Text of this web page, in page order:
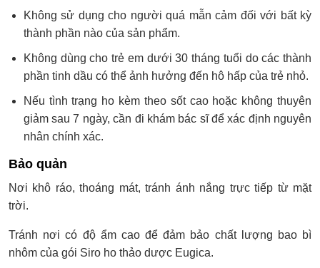
Không sử dụng cho người quá mẫn cảm đối với bất kỳ
thành phần nào của sản phẩm.
Không dùng cho trẻ em dưới 30 tháng tuổi do các thành
phần tinh dầu có thể ảnh hưởng đến hô hấp của trẻ nhỏ.
Nếu tình trạng ho kèm theo sốt cao hoặc không thuyên
giảm sau 7 ngày, cần đi khám bác sĩ để xác định nguyên
nhân chính xác.
Bảo quản
Nơi khô ráo, thoáng mát, tránh ánh nắng trực tiếp từ mặt
trời.
Tránh nơi có độ ẩm cao để đảm bảo chất lượng bao bì
nhôm của gói Siro ho thảo dược Eugica.